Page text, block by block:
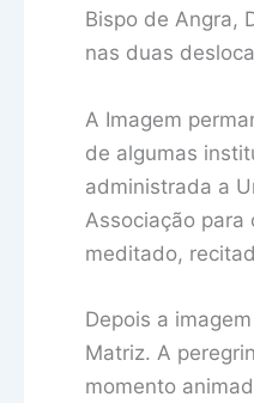
Bispo de Angra,
nas duas
A Imagem
de algumas
administrada a
Associação
meditado,
Depois a
Matriz. A
momento